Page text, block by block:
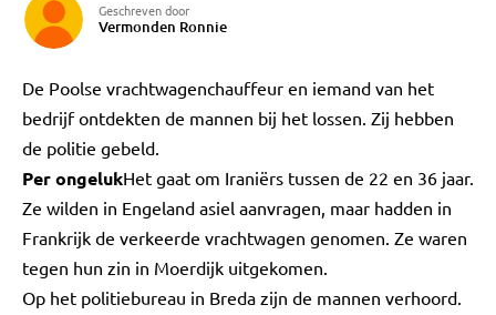
Geschreven door
Vermonden Ronnie
De Poolse vrachtwagenchauffeur en iemand van het
bedrijf ontdekten de mannen bij het lossen. Zij hebben
de politie gebeld.
Per ongelukHet gaat om Iraniërs tussen de 22 en 36 jaar.
Ze wilden in Engeland asiel aanvragen, maar hadden in
Frankrijk de verkeerde vrachtwagen genomen. Ze waren
tegen hun zin in Moerdijk uitgekomen.
Op het politiebureau in Breda zijn de mannen verhoord.